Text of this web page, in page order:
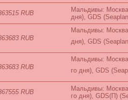
RUB
Мальдивы:
дня), GDS
RUB
Мальдивы:
дня), GDS
RUB
Мальдивы:
го дня), GDS
RUB
Мальдивы:
го дня), GDS(П)